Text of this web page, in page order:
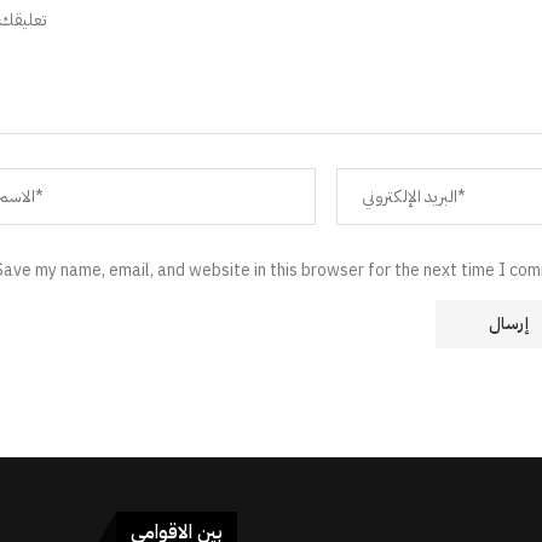
my name, email, and website in this browser for the next time I
بین الاقوامی